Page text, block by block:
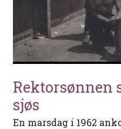
Rektorsønnen
sjøs
En marsdag i 1962